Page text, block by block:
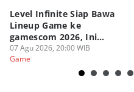
Level Infinite Siap Bawa
Lineup Game ke
gamescom 2026, Ini
Judulnya!
07 Agu 2026, 20:00 WIB
Game